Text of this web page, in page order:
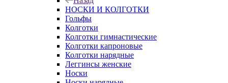
НОСКИ И КОЛГОТКИ
Гольфы
Колготки
Колготки гимнастические
Колготки капроновые
Колготки нарядные
Леггинсы женские
Носки